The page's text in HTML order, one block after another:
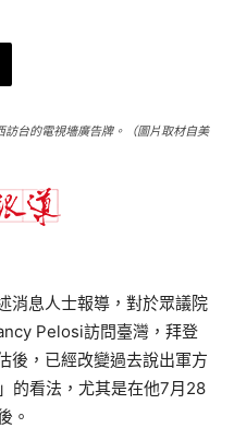
台的電視墻廣告牌。（圖片取材自美
消息人士報導，對於眾議院
Pelosi訪問臺灣，拜登
後，已經改變過去說出軍方
的看法，尤其是在他7月28
。